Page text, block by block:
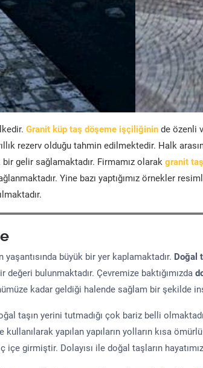
Granit küp taş döşeme işçiliğinin de özenli
rezerv olduğu tahmin edilmektedir. Halk
gelir sağlamaktadır. Firmamız olarak granit
Yine bazı yaptığımız örnekler
büyük bir yer kaplamaktadır. Doğal
değeri bulunmaktadır. Çevremize baktığımızda
kadar geldiği halende sağlam bir şekilde
taşın yerini tutmadığı çok bariz belli
yapılan yapıların yolların kısa
girmiştir. Dolayısı ile doğal taşların